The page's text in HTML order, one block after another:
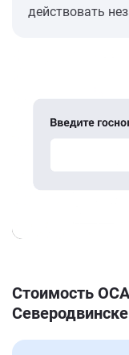
действовать
Стоимость
Северодвинске